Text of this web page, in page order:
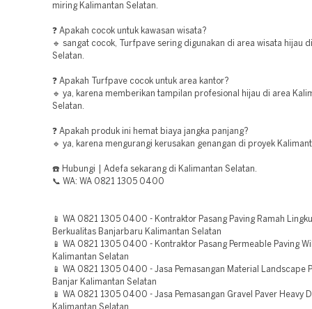
miring Kalimantan Selatan.
❓ Apakah cocok untuk kawasan wisata?
🔹 sangat cocok, Turfpave sering digunakan di area wisata hijau
Selatan.
❓ Apakah Turfpave cocok untuk area kantor?
🔹 ya, karena memberikan tampilan profesional hijau di area
Selatan.
❓ Apakah produk ini hemat biaya jangka panjang?
🔹 ya, karena mengurangi kerusakan genangan di proyek
☎️ Hubungi | Adefa sekarang di Kalimantan Selatan.
📞 WA: WA 0821 1305 0400
📱 WA 0821 1305 0400 - Kontraktor Pasang Paving Ramah
Berkualitas Banjarbaru Kalimantan Selatan
📱 WA 0821 1305 0400 - Kontraktor Pasang Permeable Paving
Kalimantan Selatan
📱 WA 0821 1305 0400 - Jasa Pemasangan Material Landscape
Banjar Kalimantan Selatan
📱 WA 0821 1305 0400 - Jasa Pemasangan Gravel Paver Heavy
Kalimantan Selatan